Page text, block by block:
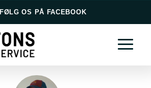
FØLG OS PÅ FACEBOOK